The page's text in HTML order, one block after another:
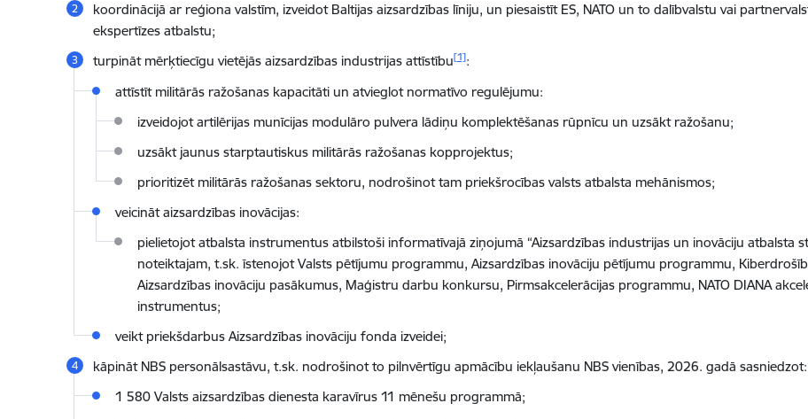
koordinācijā ar reģiona valstīm, izveidot Baltijas aizsardzības līniju, un piesaistīt ES, NATO un to dalībvalstu vai
ekspertīzes atbalstu;
turpināt mērķtiecīgu vietējās aizsardzības industrijas attīstību[1]:
attīstīt militārās ražošanas kapacitāti un atvieglot normatīvo regulējumu:
izveidojot artilērijas munīcijas modulāro pulvera lādiņu komplektēšanas rūpnīcu un uzsākt ražošanu;
uzsākt jaunus starptautiskus militārās ražošanas kopprojektus;
prioritizēt militārās ražošanas sektoru, nodrošinot tam priekšrocības valsts atbalsta mehānismos;
veicināt aizsardzības inovācijas:
pielietojot atbalsta instrumentus atbilstoši informatīvajā ziņojumā “Aizsardzības industrijas un inovāciju atbalsta
noteiktajam, t.sk. īstenojot Valsts pētījumu programmu, Aizsardzības inovāciju pētījumu programmu,
Aizsardzības inovāciju pasākumus, Maģistru darbu konkursu, Pirmsakcelerācijas programmu, NATO DIANA
instrumentus;
veikt priekšdarbus Aizsardzības inovāciju fonda izveidei;
kāpināt NBS personālsastāvu, t.sk. nodrošinot to pilnvērtīgu apmācību iekļaušanu NBS vienības, 2026. gadā sasniedzot:
1 580 Valsts aizsardzības dienesta karavīrus 11 mēnešu programmā;